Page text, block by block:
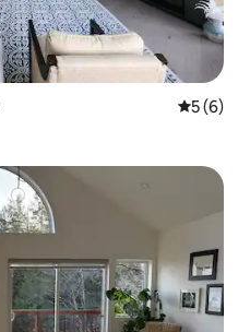
5 (6)